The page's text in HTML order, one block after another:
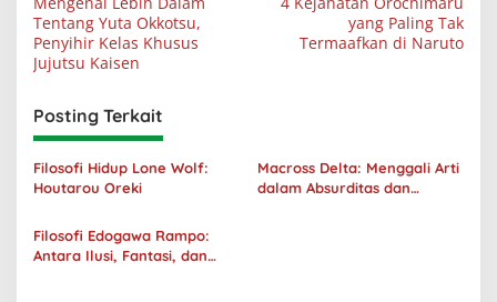
pos
Tentang Yuta Okkotsu,
Penyihir Kelas Khusus
Jujutsu Kaisen
yang Paling Tak
Termaafkan di Naruto
Posting Terkait
Filosofi Hidup Lone Wolf:
Houtarou Oreki
Macross Delta: Menggali Arti
dalam Absurditas dan
Filosofi Edogawa Rampo:
Antara Ilusi, Fantasi, dan